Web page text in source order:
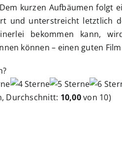
kurzen Aufbäumen folgt
und unterstreicht letztlich
bekommen kann,
können – einen guten
Durchschnitt: 10,00von 10)